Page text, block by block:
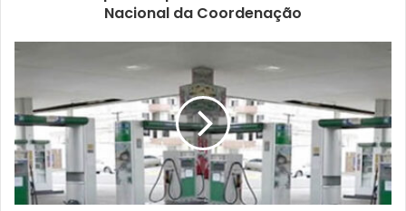
e
i
l
Nacional da Coordenação